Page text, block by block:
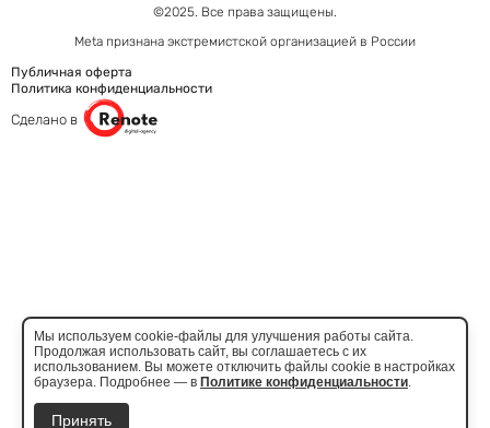
©2025. Все права защищены.
Meta признана экстремистcкой организацией в России
Публичная оферта
Политика конфиденциальности
Сделано в
Мы используем cookie-файлы для улучшения работы сайта.
Продолжая использовать сайт, вы соглашаетесь с их
использованием. Вы можете отключить файлы cookie в настройках
браузера. Подробнее — в Политике конфиденциальности.
Принять